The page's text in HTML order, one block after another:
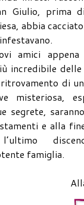
Giulio, prima
abbia
amici appena
incredibile delle
di
misteriosa,
segrete,
e alla
famiglia.